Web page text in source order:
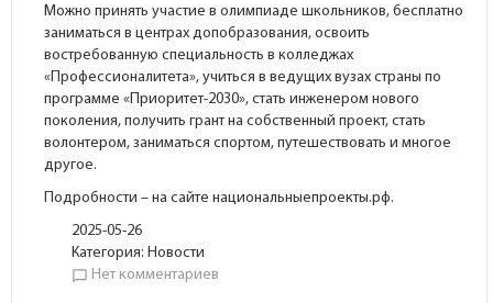
Можно принять участие в олимпиаде школьников, бесплатно
заниматься в центрах допобразования, освоить
востребованную специальность в колледжах
«Профессионалитета», учиться в ведущих вузах страны по
программе «Приоритет-2030», стать инженером нового
поколения, получить грант на собственный проект, стать
волонтером, заниматься спортом, путешествовать и многое
другое.
Подробности – на сайте национальныепроекты.рф.
2025-05-26
Категория: Новости
chat_bubble_outline Нет комментариев